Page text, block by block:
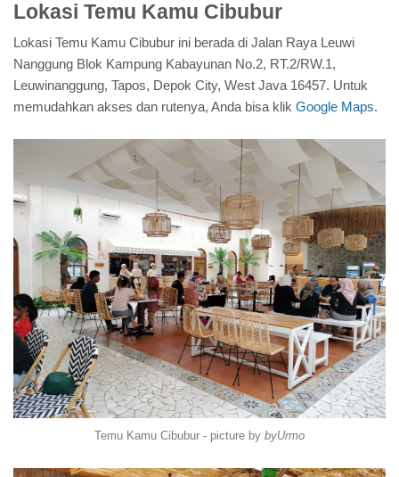
Lokasi Temu Kamu Cibubur
Lokasi Temu Kamu Cibubur ini berada di Jalan Raya Leuwi
Nanggung Blok Kampung Kabayunan No.2, RT.2/RW.1,
Leuwinanggung, Tapos, Depok City, West Java 16457. Untuk
memudahkan akses dan rutenya, Anda bisa klik Google Maps.
Temu Kamu Cibubur - picture by byUrmo